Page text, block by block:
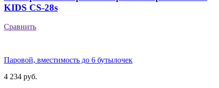
KIDS CS-28s
Сравнить
Паровой, вместимость до 6 бутылочек
4 234 руб.